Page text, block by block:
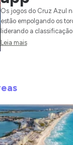
Os jogos do Cruz Azul
estão empolgando os
liderando a classificação
Leia mais